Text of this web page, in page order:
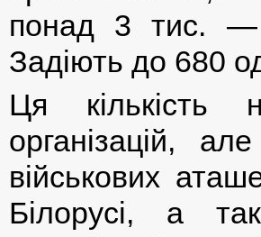
понад 3 тис. —
Задіють до 680
Ця кількість
організацій,
військових
Білорусі, а